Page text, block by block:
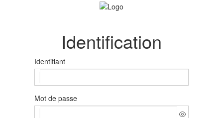
Identification
Identifiant
Mot de passe